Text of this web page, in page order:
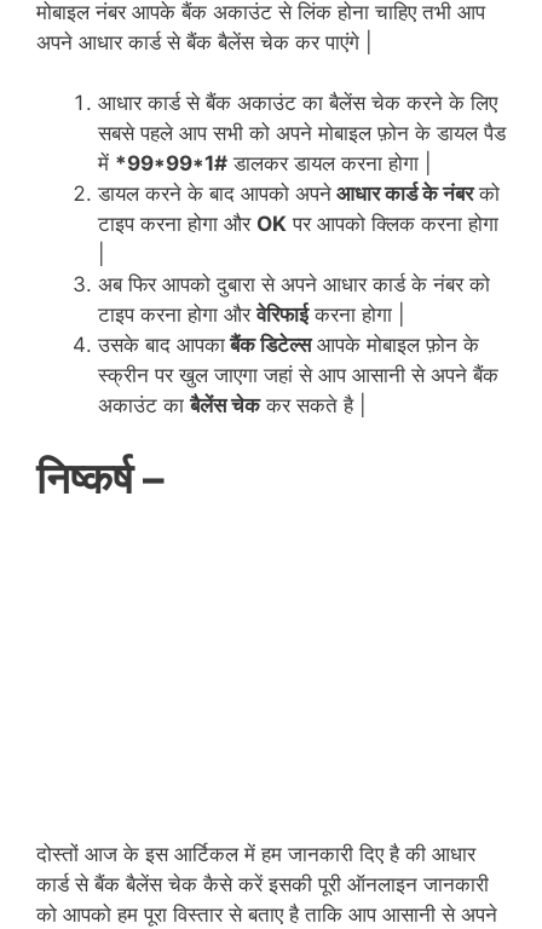
मोबाइल नंबर आपके बैंक अकाउंट से लिंक होना चाहिए तभी आप
अपने आधार कार्ड से बैंक बैलेंस चेक कर पाएंगे |
आधार कार्ड से बैंक अकाउंट का बैलेंस चेक करने के लिए
सबसे पहले आप सभी को अपने मोबाइल फ़ोन के डायल पैड
में *99*99*1# डालकर डायल करना होगा |
डायल करने के बाद आपको अपने आधार कार्ड के नंबरको
टाइप करना होगा और OK पर आपको क्लिक करना होगा
अब फिर आपको दुबारा से अपने आधार कार्ड के नंबर को
टाइप करना होगा औरवेरिफाईकरना होगा |
उसके बाद आपकाबैंक डिटेल्सआपके मोबाइल फ़ोन के
स्क्रीन पर खुल जाएगा जहां से आप आसानी से अपने बैंक
अकाउंट काबैलेंस चेककर सकते है |
निष्कर्ष –
दोस्तों आज के इस आर्टिकल में हम जानकारी दिए है की आधार
कार्ड से बैंक बैलेंस चेक कैसे करें इसकी पूरी ऑनलाइन जानकारी
को आपको हम पूरा विस्तार से बताए है ताकि आप आसानी से अपने